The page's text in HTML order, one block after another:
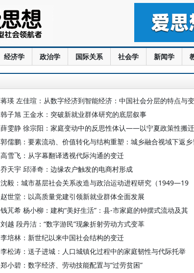
经济学 政治学 国际关系 社会学 新闻学
蒋瑛 左佳瑄：从数字经济到智能经济：中国社会分层的特点与
韩子旭 王金水：突破新就业群体研究的底层叙事
薛雯静 徐宗阳：家庭变动中的反思性体认——以宁夏政策性搬
郭儒鹏：要素流动、价值转化与结构重塑：城乡融合视域下返
高雪飞：从字幕翻译透视代际沟通的变迁
乔天宇 邱泽奇：边缘农户触发的电商村形成
沈毅：城市基层社会关系改造与政治运动进程研究（1949—19
赵世堂：以高质量党建引领新就业群体全面发展
钱芃希 杨小柳：建构“美好生活”：县-市家庭的钟摆式流动及其
刘越 段丹洁：“数字游民”现象折射劳动方式变革
李培林：新世纪以来中国社会结构的变迁
李松涛：送子进城：人口城镇化过程中的家庭韧性与代际托举
郑小碧：数字经济、劳动技能配置与“过劳贫困”